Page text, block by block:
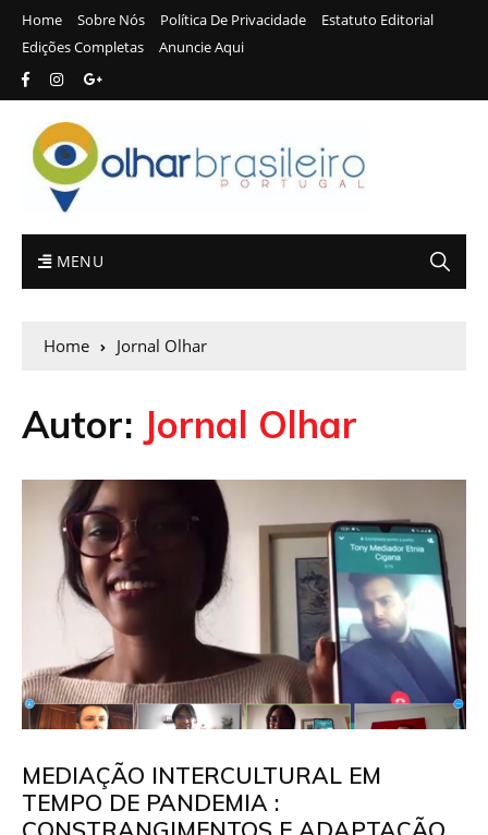
Home Sobre Nós Política De Privacidade
Estatuto Editorial
Edições Completas
Anuncie Aqui
MENU
Home Jornal Olhar
Autor: Jornal Olhar
MEDIAÇÃO INTERCULTURAL EM
TEMPO DE PANDEMIA :